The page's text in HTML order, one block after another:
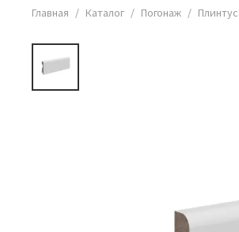
Главная Каталог Погонаж